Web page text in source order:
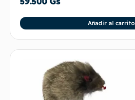
Añadir al carrito